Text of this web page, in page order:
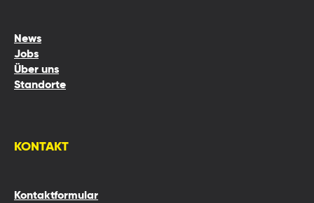
News
Jobs
Über uns
Standorte
KONTAKT
Kontaktformular